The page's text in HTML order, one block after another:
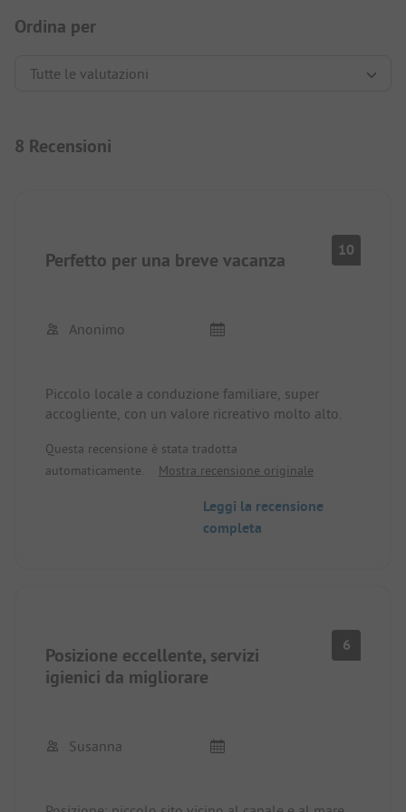
Ordina per
8 Recensioni
Perfetto per una breve vacanza 10
Anonimo
Piccolo locale a conduzione familiare, super
accogliente, con un valore ricreativo molto alto.
Questa recensione è stata tradotta
automaticamente.
Mostra recensione originale
Leggi la recensione
completa
Posizione eccellente, servizi
igienici da migliorare
6
Susanna